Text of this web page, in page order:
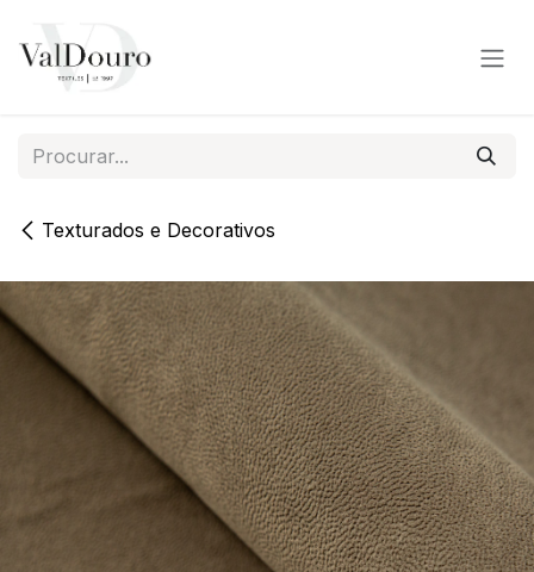
Texturados e Decorativos